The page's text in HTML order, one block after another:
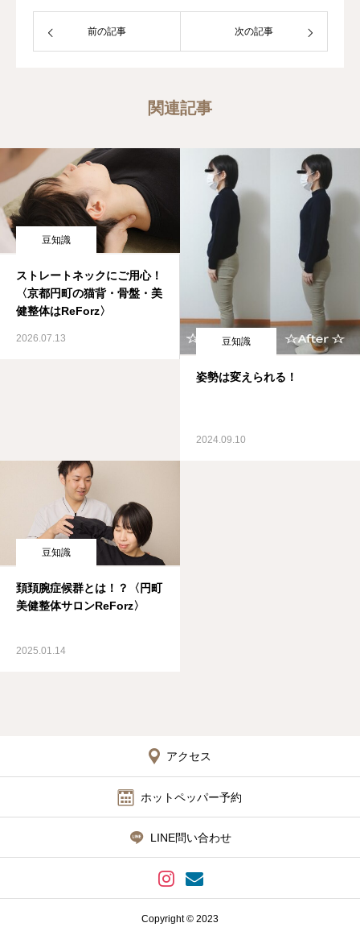
前の記事 次の記事
関連記事
豆知識
ストレートネックにご用心！
〈京都円町の猫背・骨盤・美
健整体はReForz〉
2026.07.13 豆知識
姿勢は変えられる！
2024.09.10
豆知識
頚頚腕症候群とは！？〈円町
美健整体サロンReForz〉
2025.01.14
アクセス
ホットペッパー予約
LINE問い合わせ
Copyright © 2023